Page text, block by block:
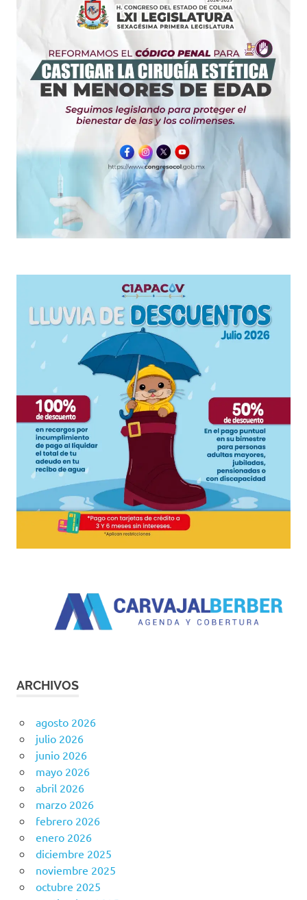
ARCHIVOS
agosto 2026
julio 2026
junio 2026
mayo 2026
abril 2026
marzo 2026
febrero 2026
enero 2026
diciembre 2025
noviembre 2025
octubre 2025